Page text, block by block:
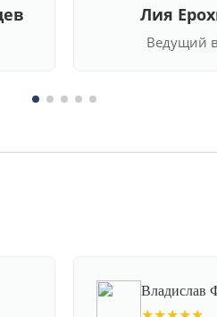
Лия
Ведущий
Владислав